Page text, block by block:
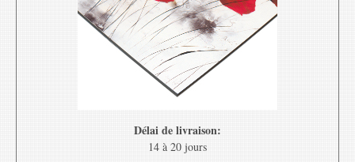
Délai de livraison:
14 à 20 jours